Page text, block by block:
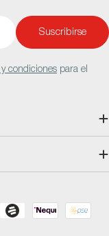
Suscribirse
condiciones para el